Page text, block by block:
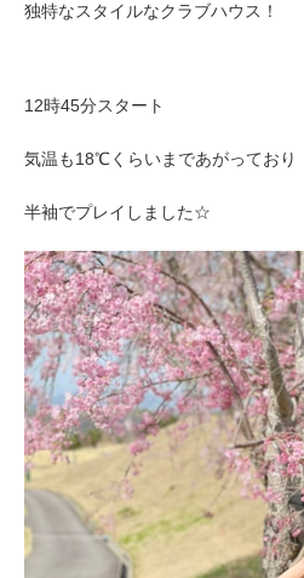
独特なスタイルなクラブハウス！
12時45分スタート
気温も18℃くらいまであがっており
半袖でプレイしました☆